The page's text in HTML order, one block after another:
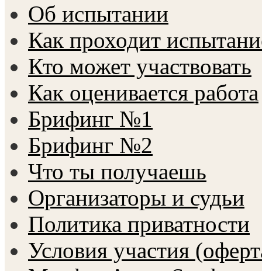
Об испытании
Как проходит
Кто может участвовать
Как оценивается работа
Брифинг №1
Брифинг №2
Что ты получаешь
Организаторы и судьи
Политика приватности
Условия участия